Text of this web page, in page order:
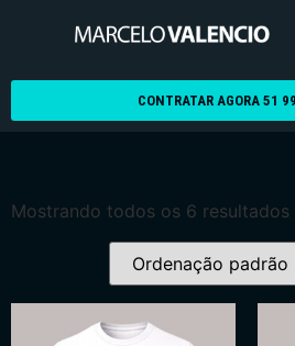
CONTRATAR AGORA 51
Mostrando todos os 6 resultados